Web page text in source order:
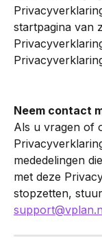
startpagina van
Neem contact
Als u vragen of
mededelingen
met deze
stopzetten,